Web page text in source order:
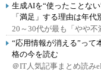
生成AIを“使ったことな
「満足」する理由は年
20～30代が最も「やや不
“応用情報が消える”っ
格の今を読む
＠IT人気記事まとめ読み